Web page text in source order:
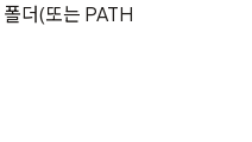
폴더(또는 PATH